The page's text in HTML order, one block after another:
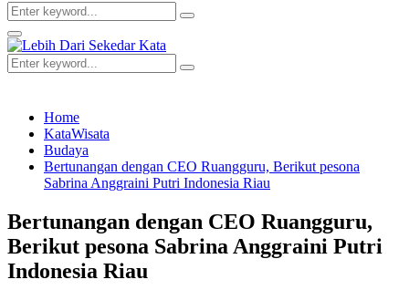
Search
for:
Search
Primary
Menu
Search
for:
Search
Home
KataWisata
Budaya
Bertunangan dengan CEO Ruangguru, Berikut pesona
Sabrina Anggraini Putri Indonesia Riau
Bertunangan dengan CEO Ruangguru,
Berikut pesona Sabrina Anggraini Putri
Indonesia Riau